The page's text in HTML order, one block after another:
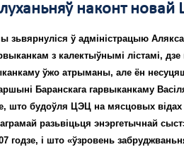
наконт новай
зьвярнуліся ў адміністрацыю
з калектыўнымі лістамі, дзе
ўжо атрыманы, але ён
Баранскага гарвыканкаму
што будоўля ЦЭЦ на мясцовых відах
разьвіцьця энэргетычнай
годзе, і што «ўзровень